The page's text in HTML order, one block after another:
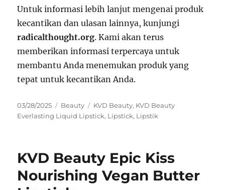
Untuk informasi lebih lanjut mengenai produk
kecantikan dan ulasan lainnya, kunjungi
radicalthought.org. Kami akan terus
memberikan informasi terpercaya untuk
membantu Anda menemukan produk yang
tepat untuk kecantikan Anda.
Posted
on
03/28/2025 Categories
Beauty Tags
KVD Beauty, KVD Beauty
Everlasting Liquid Lipstick, Lipstick, Lipstik
KVD Beauty Epic Kiss
Nourishing Vegan Butter